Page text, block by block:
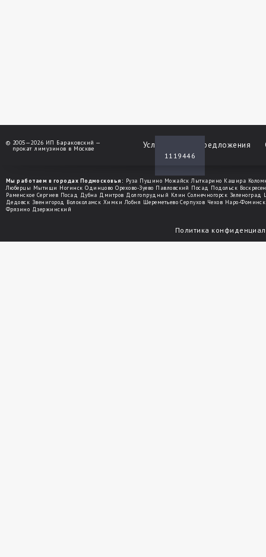
Услуги Спецпредложения
1119446
© 2005—2026 ИП Бараковский —
прокат лимузинов в Москве
Мы работаем в городах Подмосковья: Руза Пущино Можайск Лыткарино Кашира
Люберцы Мытищи Ногинск Одинцово Орехово-Зуево Павловский Посад Подольск
Раменское Сергиев Посад Дубна Дмитров Долгопрудный Клин Солнечногорск Зеленоград
Дедовск Звенигород Волоколамск Химки Лобня Шереметьево Серпухов Чехов Наро-Фоминск
Фрязино Дзержинский
Политика